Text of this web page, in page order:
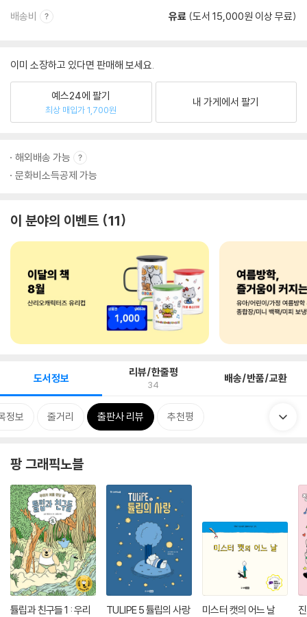
배송비 유료 (도서 15,000원 이상 무료)
이미 소장하고 있다면 판매해 보세요.
예스24에 팔기
최상 매입가 1,700원
내 가게에서 팔기
해외배송 가능
문화비소득공제 가능
이 분야의 이벤트 11
도서정보 리뷰/한줄평
34 배송/반품/교환
정보 줄거리 출판사 리뷰 추천평
팡 그래픽노블
튤립과 친구들 1 : 우리
TULIPE 5 튤립의 사랑 미스터 캣의 어느 날